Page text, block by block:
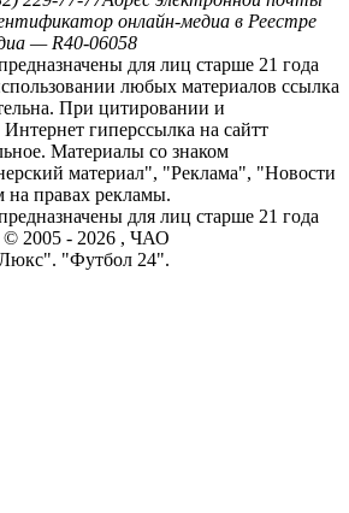
онлайн-медиа в Реестре
— R40-06058
для лиц старше 21 года
любых материалов ссылка
При цитировании и
гиперссылка на сайтт
Материалы со знаком
материал", "Реклама", "Новости
правах рекламы.
для лиц старше 21 года
2005 - 2026 , ЧАО
"Футбол 24".